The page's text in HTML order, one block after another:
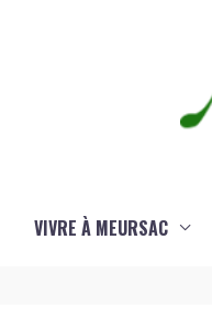
VIVRE À MEURSAC